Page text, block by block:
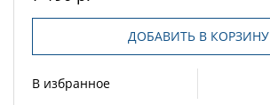
ДОБАВИТЬ В КОРЗИНУ
В избранное